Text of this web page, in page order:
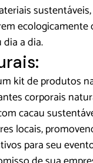
a dia.
kit de produtos
corporais
cacau
locais,
para seu